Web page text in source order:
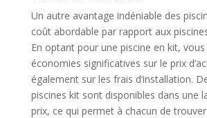
Un autre avantage indéniable des
coût abordable par rapport aux
En optant pour une piscine en kit, vous
économies significatives sur le prix
également sur les frais d’installation.
piscines kit sont disponibles dans une
prix, ce qui permet à chacun de